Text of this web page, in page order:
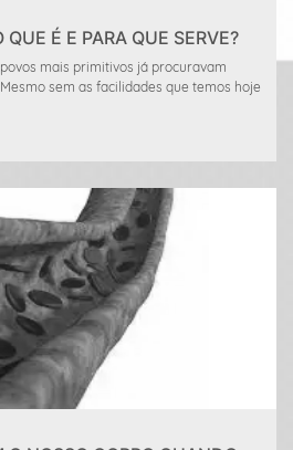
É E PARA QUE SERVE?
mais primitivos já procuravam
sem as facilidades que temos hoje